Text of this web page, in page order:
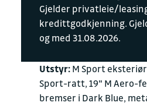
Gjelder privatleie/
kredittgodkjenning.
og med 31.08.2026.
Utstyr: M Sport
Sport-ratt, 19" M Aero-
bremser i Dark Blue,